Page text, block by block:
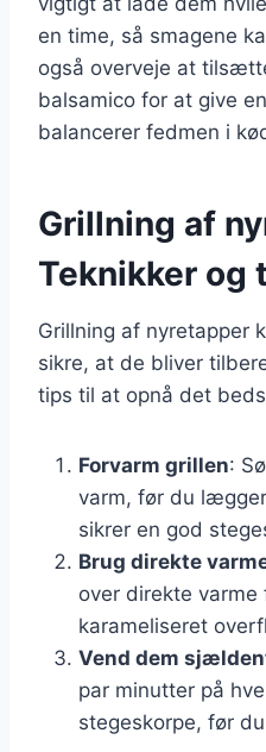
en time, så smagene
også overveje at
balsamico for at give
balancerer fedmen i
Grillning af
Teknikker og
Grillning af nyretapper
sikre, at de bliver
tips til at opnå det
Forvarm grillen:
varm, før du
sikrer en god
Brug direkte
over direkte
karameliseret
Vend dem
par minutter på
stegeskorpe, før